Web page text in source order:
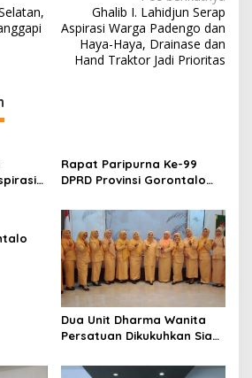
Ghalib I. Lahidjun Serap
Aspirasi Warga Padengo dan
Haya-Haya, Drainase dan
Hand Traktor Jadi Prioritas
Rapat Paripurna Ke-99
DPRD Provinsi Gorontalo
Masa Persidangan Ketiga
Dua Unit Dharma Wanita
Persatuan Dikukuhkan Siap
Dukung Kinerja ASN